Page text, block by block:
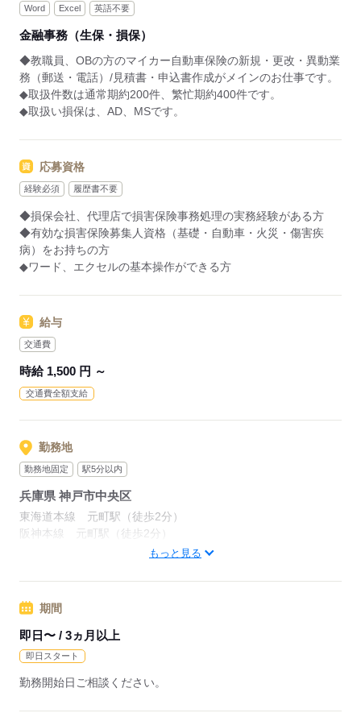
Word Excel 英語不要
金融事務（生保・損保）
◆教職員、OBの方のマイカー自動車保険の新規・更改・異動業
務（郵送・電話）/見積書・申込書作成がメインのお仕事です。
◆取扱件数は通常期約200件、繁忙期約400件です。
◆取扱い損保は、AD、MSです。
応募資格
経験必須 履歴書不要
◆損保会社、代理店で損害保険事務処理の実務経験がある方
◆有効な損害保険募集人資格（基礎・自動車・火災・傷害疾
病）をお持ちの方
◆ワード、エクセルの基本操作ができる方
給与
交通費
時給 1,500 円 ～
交通費全額支給
勤務地
勤務地固定 駅5分以内
兵庫県 神戸市中央区
東海道本線 元町駅（徒歩2分）
阪神本線 元町駅（徒歩2分）
阪急神戸線 神戸三宮駅（徒歩10分）
もっと見る
期間
即日〜 / 3ヵ月以上
即日スタート
勤務開始日ご相談ください。